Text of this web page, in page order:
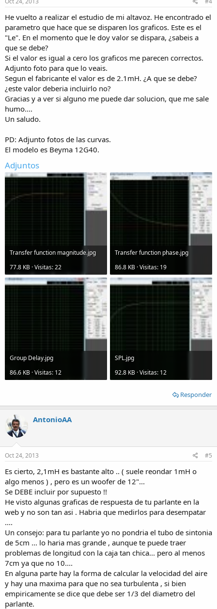
He vuelto a realizar el estudio de mi altavoz. He encontrado el
parametro que hace que se disparen los graficos. Este es el
"Le". En el momento que le doy valor se dispara, ¿sabeis a
que se debe?
Si el valor es igual a cero los graficos me parecen correctos.
Adjunto foto para que lo veais.
Segun el fabricante el valor es de 2.1mH. ¿A que se debe?
¿este valor deberia incluirlo no?
Gracias y a ver si alguno me puede dar solucion, que me sale
humo....
Un saludo.
PD: Adjunto fotos de las curvas.
El modelo es Beyma 12G40.
Adjuntos
Transfer function magnitude.jpg
77.8 KB · Visitas: 22
Transfer function phase.jpg
86.8 KB · Visitas: 19
Group Delay.jpg
86.6 KB · Visitas: 12
SPL.jpg
92.8 KB · Visitas: 12
Responder
AntonioAA
Oct 24, 2013 #5
Es cierto, 2,1mH es bastante alto .. ( suele reondar 1mH o
algo menos ) , pero es un woofer de 12"...
Se DEBE incluir por supuesto !!
He visto algunas graficas de respuesta de tu parlante en la
web y no son tan asi . Habria que medirlos para desempatar
....
Un consejo: para tu parlante yo no pondria el tubo de sintonia
de 5cm ... lo haria mas grande , aunque te puede traer
problemas de longitud con la caja tan chica... pero al menos
7cm ya que no 10....
En alguna parte hay la forma de calcular la velocidad del aire
y hay una maxima para que no sea turbulenta , si bien
empiricamente se dice que debe ser 1/3 del diametro del
parlante.